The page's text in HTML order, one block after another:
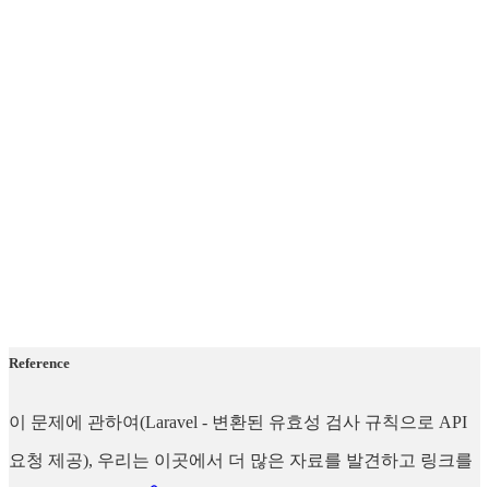
Reference
이 문제에 관하여(Laravel - 변환된 유효성 검사 규칙으로 API
요청 제공), 우리는 이곳에서 더 많은 자료를 발견하고 링크를